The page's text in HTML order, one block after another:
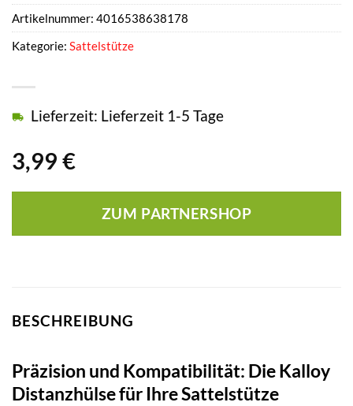
3,99 €
Lieferzeit: Lieferzeit 1-5 Tage
ZUM PARTNERSHOP
Artikelnummer: 4016538638178
Kategorie: Sattelstütze
BESCHREIBUNG
Präzision und Kompatibilität: Die Kalloy
Distanzhülse für Ihre Sattelstütze